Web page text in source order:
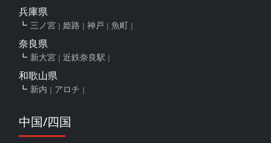
兵庫県
三ノ宮 姫路 神戸 魚町
奈良県
新大宮 近鉄奈良駅
和歌山県
新内 アロチ
中国/四国